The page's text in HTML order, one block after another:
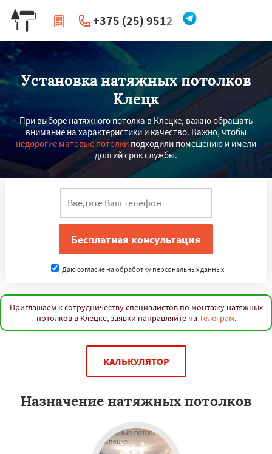
+375 (25) 951234
| Перезвоните мне
Установка натяжных потолков
Клецк
При выборе натяжного потолка в Клецке, важно обращать
внимание на характеристики и качество. Важно, чтобы
недорогие матовые потолки подходили помещению и имели
долгий срок службы.
Даю согласие на обработку персональных данных
Приглашаем к сотрудничеству специалистов по монтажу натяжных
потолков в Клецке, заявки направляйте на Телеграм.
КАЛЬКУЛЯТОР
Назначение натяжных потолков